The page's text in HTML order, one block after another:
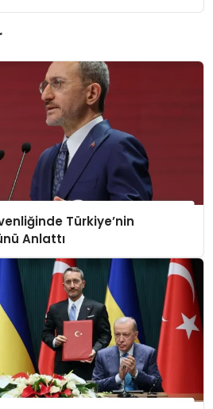
Türkiye’nin
Anlattı